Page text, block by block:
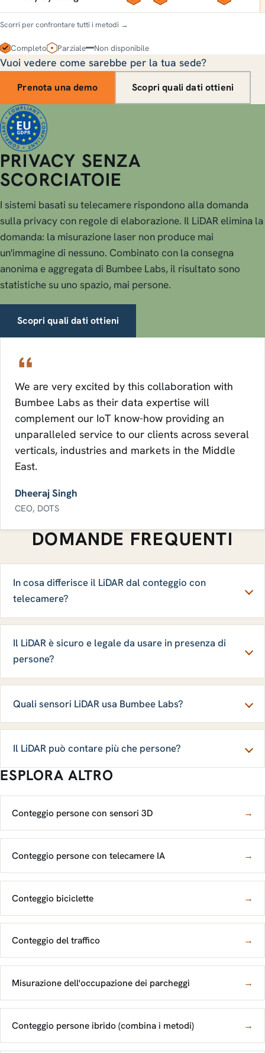
Scorri per confrontare tutti i metodi →
Completo Parziale Non disponibile
Vuoi vedere come sarebbe per la tua sede?
Prenota una demo Scopri quali dati ottieni
PRIVACY SENZA
SCORCIATOIE
I sistemi basati su telecamere rispondono alla domanda
sulla privacy con regole di elaborazione. Il LiDAR elimina la
domanda: la misurazione laser non produce mai
un'immagine di nessuno. Combinato con la consegna
anonima e aggregata di Bumbee Labs, il risultato sono
statistiche su uno spazio, mai persone.
Scopri quali dati ottieni
We are very excited by this collaboration with
Bumbee Labs as their data expertise will
complement our IoT know-how providing an
unparalleled service to our clients across several
verticals, industries and markets in the Middle
East.
Dheeraj Singh
CEO, DOTS
DOMANDE FREQUENTI
In cosa differisce il LiDAR dal conteggio con
telecamere?
Il LiDAR è sicuro e legale da usare in presenza di
persone?
Quali sensori LiDAR usa Bumbee Labs?
Il LiDAR può contare più che persone?
ESPLORA ALTRO
Conteggio persone con sensori 3D →
Conteggio persone con telecamere IA →
Conteggio biciclette →
Conteggio del traffico →
Misurazione dell'occupazione dei parcheggi →
Conteggio persone ibrido (combina i metodi) →